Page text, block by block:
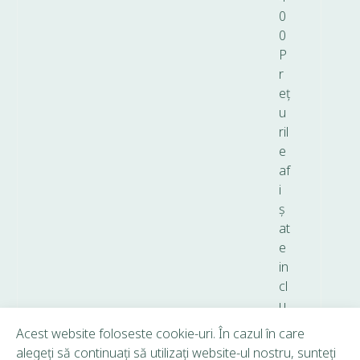
0
0
P
r
eț
u
ril
e
af
i
ș
at
e
in
cl
u
T
Acest website foloseste cookie-uri. În cazul în care
alegeți să continuați să utilizați website-ul nostru, sunteți